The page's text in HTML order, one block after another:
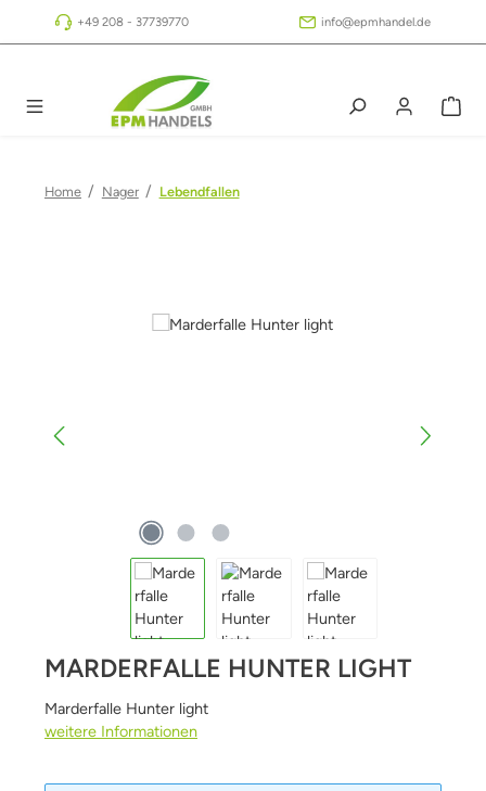
Zum Hauptinhalt springen
+49 208 - 37739770 info@epmhandel.de
Home / Nager / Lebendfallen
Bildergalerie überspringen
MARDERFALLE HUNTER LIGHT
Marderfalle Hunter light
weitere Informationen